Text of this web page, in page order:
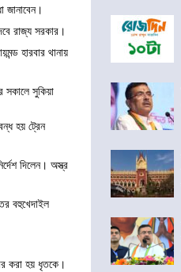
জানাবেন।
রাজ্য সরকার।
হারবার থানায়
সকালে সুকিয়া
হয় ট্রেন
দিলেন। অস্ত্র
বহুখেদাইল
করা হয় ধৃতকে।